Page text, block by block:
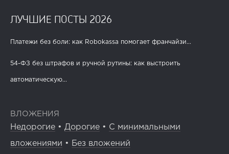
ЛУЧШИЕ ПОСТЫ 2026
Платежи без боли: как Robokassa помогает франчайзи...
54-ФЗ без штрафов и ручной рутины: как выстроить
автоматическую...
ВЛОЖЕНИЯ
Недорогие • Дорогие • С минимальными
вложениями • Без вложений